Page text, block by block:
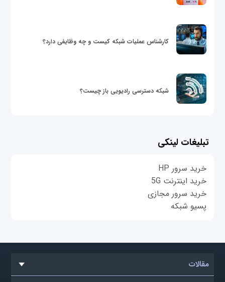
کارشناس عملیات شبکه کیست و چه وظایفی دارد؟
شبکه دسترسی رادیویی باز چیست؟
تبلیغات لینکی
خرید سرور HP
خرید اینترنت 5G
خرید سرور مجازی
پسیو شبکه
مقالات